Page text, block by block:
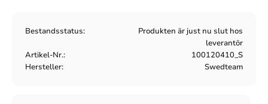
Bestandsstatus
Produkten är just nu slut hos
leverantör
Artikel-Nr.
100120410_S
Hersteller
Swedteam